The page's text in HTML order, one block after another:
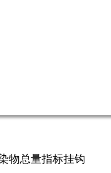
物总量指标挂钩